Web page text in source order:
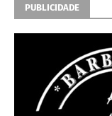
PUBLICIDADE